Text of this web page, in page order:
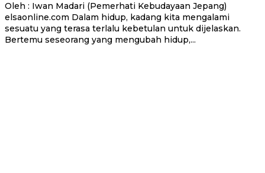
Oleh : Iwan Madari (Pemerhati Kebudayaan Jepang)
elsaonline.com Dalam hidup, kadang kita mengalami
sesuatu yang terasa terlalu kebetulan untuk dijelaskan.
Bertemu seseorang yang mengubah hidup,...